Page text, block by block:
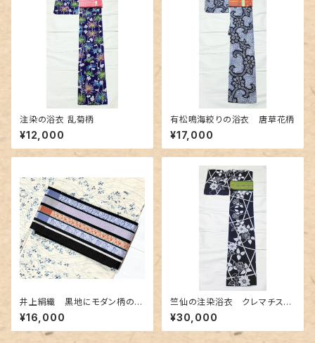
注染の浴衣 乱菊柄
¥12,000
有松鳴海絞りの浴衣 唐草花柄
¥17,000
井上絹織 黒地にモダン柄の博
多織半幅 リバーシブル
¥16,000
竺仙の注染浴衣 クレマチス
（鉄線に竹垣）柄
¥30,000